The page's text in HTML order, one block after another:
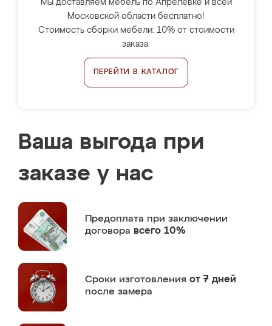
Мы доставляем мебель по Апрелевке и всей
Московской области бесплатно!
Стоимость сборки мебели: 10% от стоимости
заказа.
ПЕРЕЙТИ В КАТАЛОГ
Ваша выгода при
заказе у нас
Предоплата при заключении
договора всего 10%
Сроки изготовления от 7 дней
после замера